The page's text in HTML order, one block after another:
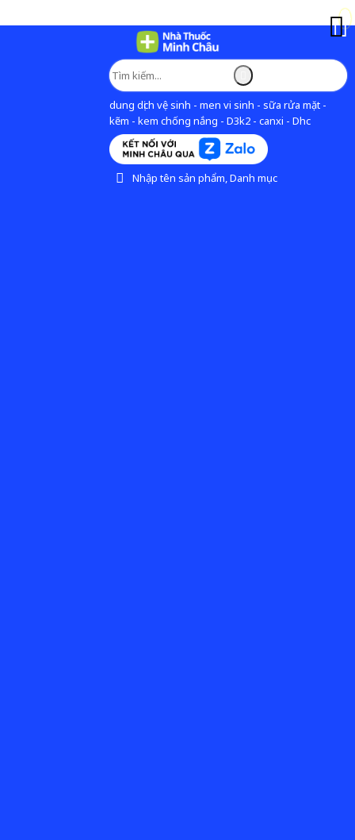
dung dịch vệ sinh - men vi sinh - sữa rửa mặt -
kẽm - kem chống nắng - D3k2 - canxi - Dhc
Nhập tên sản phẩm, Danh mục